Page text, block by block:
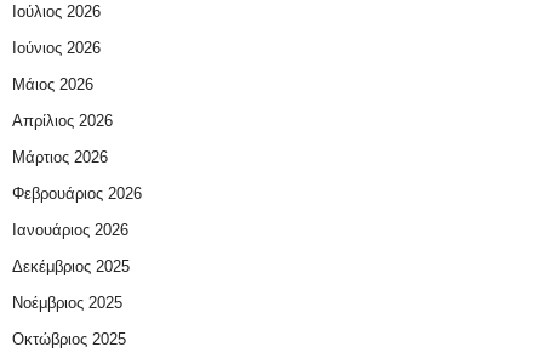
Ιούλιος 2026
Ιούνιος 2026
Μάιος 2026
Απρίλιος 2026
Μάρτιος 2026
Φεβρουάριος 2026
Ιανουάριος 2026
Δεκέμβριος 2025
Νοέμβριος 2025
Οκτώβριος 2025